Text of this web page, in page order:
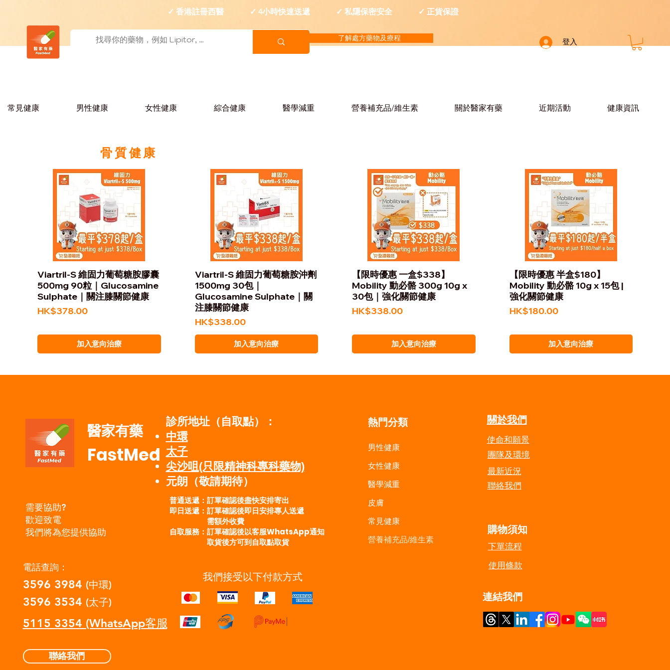
登入
✓ 香港註冊西醫 ✓ 4小時快速送遞 ✓ 私隱保密安全 ✓ 正貨保證
了解處方藥物及療程
常見健康 男性健康 女性健康 綜合健康 醫學減重 營養補充品/維生素 關於醫家有藥 近期活動 健康資訊
骨質健康
Viartril-S 維固力葡萄糖胺膠囊
500mg 90粒｜Glucosamine
Sulphate｜關注膝關節健康
價格
HK$378.00
加入意向治療
Viartril-S 維固力葡萄糖胺沖劑
1500mg 30包｜
Glucosamine Sulphate｜關
注膝關節健康
價格
HK$338.00
加入意向治療
【限時優惠 一盒$338】
Mobility 動必骼 300g 10g x
30包｜強化關節健康
價格
HK$338.00
加入意向治療
【限時優惠 半盒$180】
Mobility 動必骼 10g x 15包 |
強化關節健康
價格
HK$180.00
加入意向治療
醫家有藥
FastMed
需要協助?
歡迎致電
我們將為您提供協助
電話查詢：
3596 3984 (中環)
3596 3534 (太子)
5115 3354 (WhatsApp客服)
聯絡我們
診所地址（自取點）：
中環
太子
​尖沙咀(只限精神科專科藥物)
​元朗（敬請期待）
普通送遞：訂單確認後盡快安排寄出
即日送遞：訂單確認後即日安排專人送遞
需額外收費
自取服務：訂單確認後以客服WhatsApp通知
取貨後方可到自取點取貨
我們接受以下付款方式
熱門分類
男性健康
女性健康
醫學減重
皮膚
常見健康
營養補充品/維生素
​關於我們
​使命和願景
團隊及環境
​最新近況
​聯絡我們​
​購物須知
​下單流程
​使用條款
​連結我們